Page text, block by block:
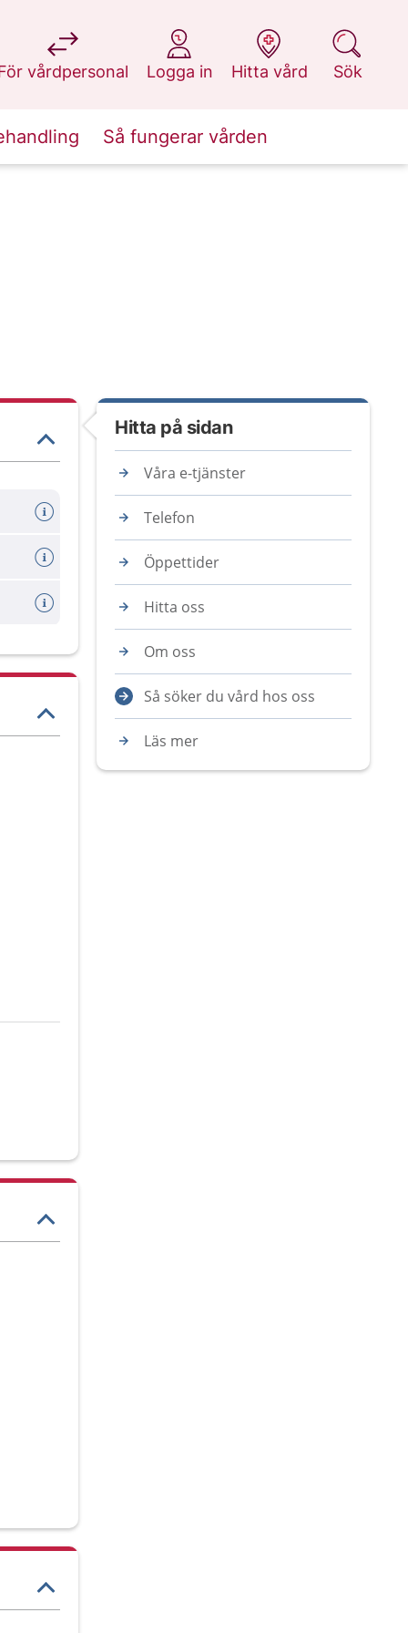
vårdpersonal
på 1177.se
Logga in
på 1177.se
Hitta vård
på 1177.se
Sök
på 1177.se
Så fungerar vården
Hitta på sidan
Våra e-tjänster
Telefon
Öppettider
Hitta oss
Om oss
Så söker du vård hos oss
Läs mer